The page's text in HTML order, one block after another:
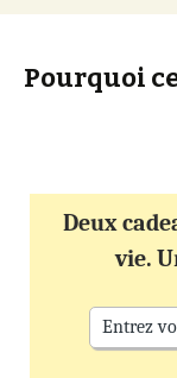
Pourquoi
Deux
vie.